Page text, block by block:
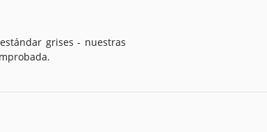
grises - nuestras